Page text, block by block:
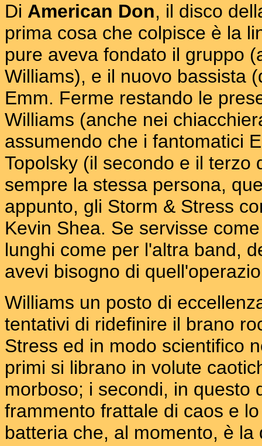
Di American Don, il disco
prima cosa che colpisce è la
pure aveva fondato il gruppo
Williams), e il nuovo bassista
Emm. Ferme restando le
Williams (anche nei
assumendo che i fantomatici
Topolsky (il secondo e il terzo
sempre la stessa persona,
appunto, gli Storm & Stress
Kevin Shea. Se servisse
lunghi come per l'altra band,
avevi bisogno di
Williams un posto di
tentativi di ridefinire il brano
Stress ed in modo scientifico
primi si librano in volute
morboso; i secondi, in questo
frammento frattale di caos e
batteria che, al momento, è